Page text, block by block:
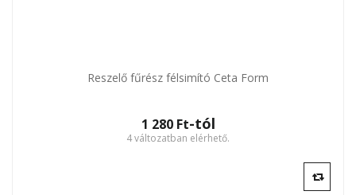
Reszelő fűrész félsimító Ceta Form
1 280 Ft‎-tól
4 változatban elérhető.